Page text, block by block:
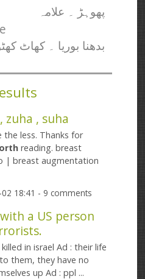
پھوہڑ ۔ علامہ
بدھنا بوریا ۔ کھاٹ
zuha , suha
the less. Thanks for
reading. breast
| breast augmentation
18:41 - 9 comments
a US person
in israel Ad : their life
them, they have no
up Ad : ppl ...